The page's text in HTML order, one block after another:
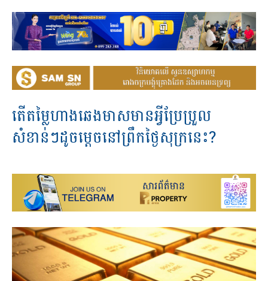
តើតម្លៃហាងឆេងមាសមានអ្វីប្រែប្រួល
សំខាន់ៗដូចម្តេចនៅព្រឹកថ្ងៃសុក្រនេះ?